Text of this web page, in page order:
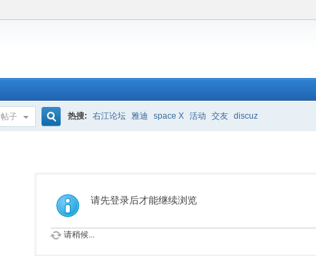
帖子 热搜: 右江论坛 雅迪 space X 活动 交友 discuz
请先登录后才能继续浏览
请稍候...